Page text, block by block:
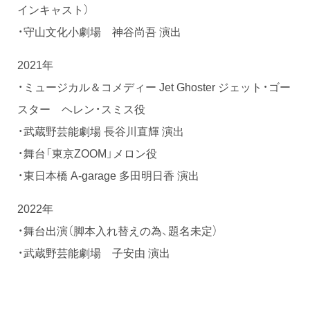
インキャスト）
・守山文化小劇場 神谷尚吾 演出
2021年
・ミュージカル＆コメディー Jet Ghoster ジェット・ゴー
スター ヘレン・スミス役
・武蔵野芸能劇場 長谷川直輝 演出
・舞台「東京ZOOM」メロン役
・東日本橋 A-garage 多田明日香 演出
2022年
・舞台出演（脚本入れ替えの為、題名未定）
・武蔵野芸能劇場 子安由 演出